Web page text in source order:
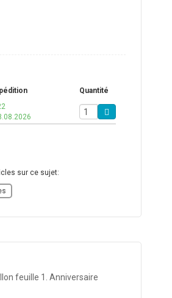
Quantité
sur ce sujet:
feuille 1. Anniversaire